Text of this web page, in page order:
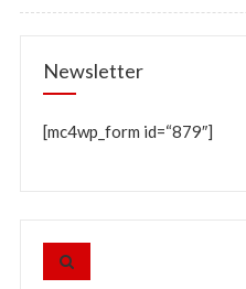
Newsletter
[mc4wp_form id=“879″]